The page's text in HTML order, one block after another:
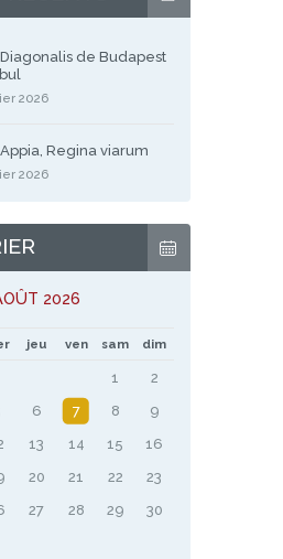
de Budapest
2026
Regina viarum
2026
2026
jeu ven sam dim
1
2
6 7 8
9
13 14 15
16
20 21 22
23
27 28 29
30